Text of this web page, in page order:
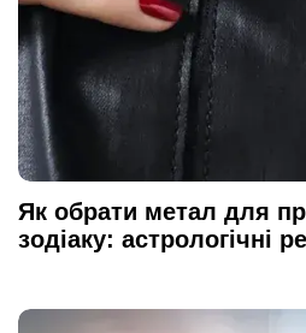
Як обрати метал для
зодіаку: астрологічні